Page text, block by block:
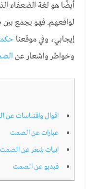
أيضًا هو لغة الضعفاء
لواقعهم. فهو يجمع بين
إيجابي، وفي موقعنا
وخواطر واشعار عن
اقوال واقتباسات عن
عبارات عن الصمت
ابيات شعر عن الصمت
فيديو عن الصمت